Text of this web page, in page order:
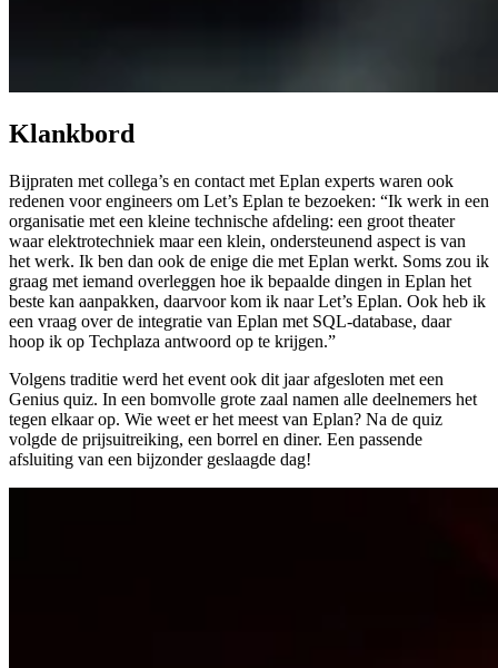
Klankbord
Bijpraten met collega’s en contact met Eplan experts waren ook
redenen voor engineers om Let’s Eplan te bezoeken: “Ik werk in een
organisatie met een kleine technische afdeling: een groot theater
waar elektrotechniek maar een klein, ondersteunend aspect is van
het werk. Ik ben dan ook de enige die met Eplan werkt. Soms zou ik
graag met iemand overleggen hoe ik bepaalde dingen in Eplan het
beste kan aanpakken, daarvoor kom ik naar Let’s Eplan. Ook heb ik
een vraag over de integratie van Eplan met SQL-database, daar
hoop ik op Techplaza antwoord op te krijgen.”
Volgens traditie werd het event ook dit jaar afgesloten met een
Genius quiz. In een bomvolle grote zaal namen alle deelnemers het
tegen elkaar op. Wie weet er het meest van Eplan? Na de quiz
volgde de prijsuitreiking, een borrel en diner. Een passende
afsluiting van een bijzonder geslaagde dag!